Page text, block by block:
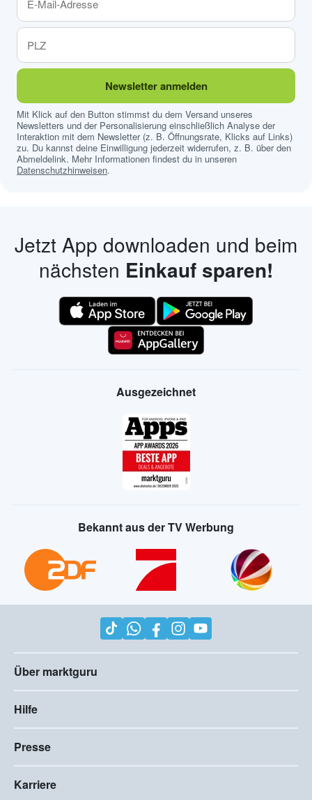
Newsletter anmelden
Mit Klick auf den Button stimmst du dem Versand unseres
Newsletters und der Personalisierung einschließlich Analyse der
Interaktion mit dem Newsletter (z. B. Öffnungsrate, Klicks auf Links)
zu. Du kannst deine Einwilligung jederzeit widerrufen, z. B. über den
Abmeldelink. Mehr Informationen findest du in unseren
Datenschutzhinweisen.
Jetzt App downloaden und beim
nächsten Einkauf sparen!
Ausgezeichnet
Bekannt aus der TV Werbung
Über marktguru
Hilfe
Presse
Karriere